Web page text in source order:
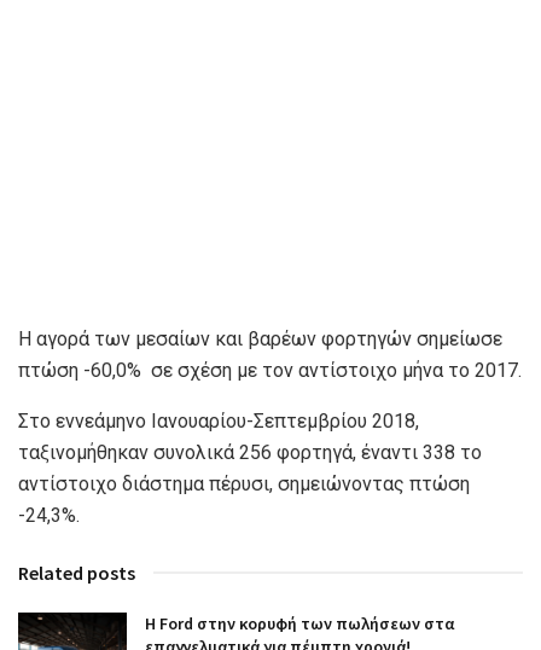
Η αγορά των μεσαίων και βαρέων φορτηγών σημείωσε
πτώση -60,0% σε σχέση με τον αντίστοιχο μήνα το 2017.
Στο εννεάμηνο Ιανουαρίου-Σεπτεμβρίου 2018,
ταξινομήθηκαν συνολικά 256 φορτηγά, έναντι 338 το
αντίστοιχο διάστημα πέρυσι, σημειώνοντας πτώση
-24,3%.
Related posts
Η Ford στην κορυφή των πωλήσεων στα